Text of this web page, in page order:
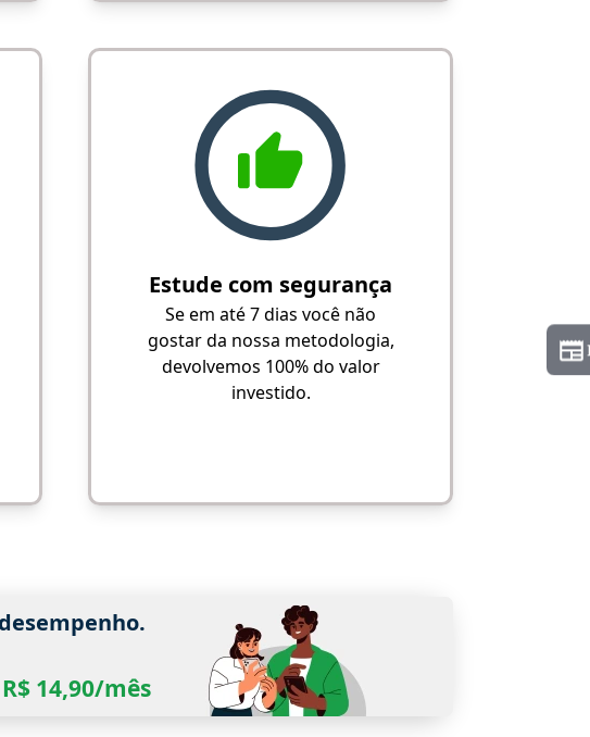
Estude com segurança
Se em até 7 dias você não
gostar da nossa metodologia,
devolvemos 100% do valor
investido.
14,90/mês